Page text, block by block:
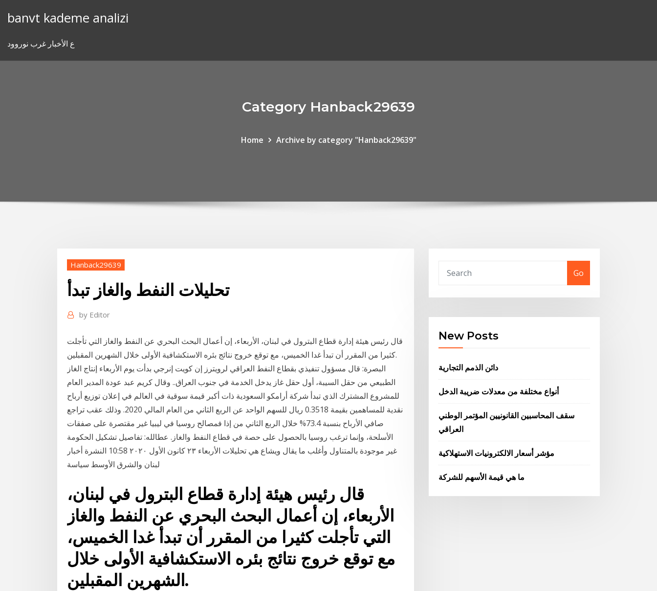
banvt kademe analizi
ع الأخبار غرب نوروود
Category Hanback29639
Home Archive by category "Hanback29639"
Hanback29639
تحليلات النفط والغاز تبدأ
by Editor
قال رئيس هيئة إدارة قطاع البترول في لبنان، الأربعاء، إن أعمال البحث البحري عن النفط والغاز التي تأجلت
كثيرا من المقرر أن تبدأ غدا الخميس، مع توقع خروج نتائج بئره الاستكشافية الأولى خلال الشهرين المقبلين.
البصرة: قال مسؤول تنفيذي بقطاع النفط العراقي لرويترز إن كويت إنرجي بدأت يوم الأربعاء إنتاج الغاز
الطبيعي من حقل السيبة، أول حقل غاز يدخل الخدمة في جنوب العراق.. وقال كريم عبد عودة المدير العام
للمشروع المشترك الذي تبدأ شركة أرامكو السعودية ذات أكبر قيمة سوقية في العالم في إعلان توزيع أرباح
نقدية للمساهمين بقيمة 0.3518 ريال للسهم الواحد عن الربع الثاني من العام المالي 2020. وذلك عقب تراجع
صافي الأرباح بنسبة 73.4% خلال الربع الثاني من إذا فمصالح روسيا في ليبيا غير مقتصرة على صفقات
الأسلحة، وإنما ترغب روسيا بالحصول على حصة في قطاع النفط والغاز. عطالله: تفاصيل تشكيل الحكومة
غير موجودة بالمتناول وأغلب ما يقال ويشاع هي تحليلات الأربعاء ٢٣ كانون الأول ٢٠٢٠ 10:58 النشرة أخبار
لبنان والشرق الأوسط سياسة
قال رئيس هيئة إدارة قطاع البترول في لبنان،
الأربعاء، إن أعمال البحث البحري عن النفط والغاز
التي تأجلت كثيرا من المقرر أن تبدأ غدا الخميس،
مع توقع خروج نتائج بئره الاستكشافية الأولى خلال
الشهرين المقبلين.
Go
New Posts
دائن الذمم التجارية
أنواع مختلفة من معدلات ضريبة الدخل
سقف المحاسبين القانونيين المؤتمر الوطني
العراقي
مؤشر أسعار الالكترونيات الاستهلاكية
ما هي قيمة الأسهم للشركة